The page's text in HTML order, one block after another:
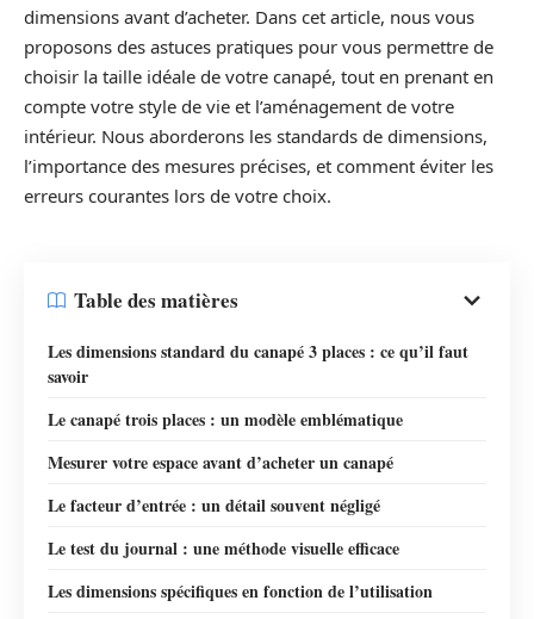
dimensions avant d’acheter. Dans cet article, nous vous
proposons des astuces pratiques pour vous permettre de
choisir la taille idéale de votre canapé, tout en prenant en
compte votre style de vie et l’aménagement de votre
intérieur. Nous aborderons les standards de dimensions,
l’importance des mesures précises, et comment éviter les
erreurs courantes lors de votre choix.
Table des matières
Les dimensions standard du canapé 3 places : ce qu’il faut
savoir
Le canapé trois places : un modèle emblématique
Mesurer votre espace avant d’acheter un canapé
Le facteur d’entrée : un détail souvent négligé
Le test du journal : une méthode visuelle efficace
Les dimensions spécifiques en fonction de l’utilisation